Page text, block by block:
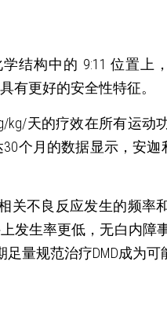
结构中的 9:11 位置上
有更好的安全性特征。
kg/天的疗效在所有运动
个月的数据显示，安迦
关不良反应发生的频率
发生率更低，无白内障
量规范治疗DMD成为可